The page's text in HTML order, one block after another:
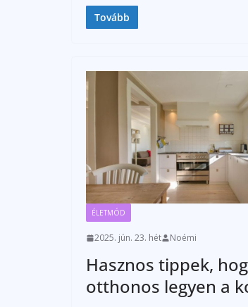
Tovább
ÉLETMÓD
2025. jún. 23. hét Noémi
Hasznos tippek,
otthonos legyen a